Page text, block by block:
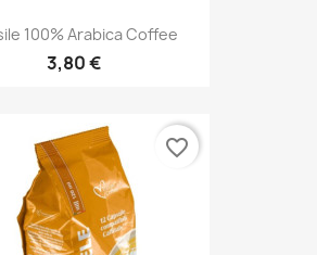
100% Arabica Coffee
3,80 €
favorite_border